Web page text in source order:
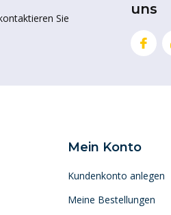
Sie
uns
Mein Konto
Kundenkonto anlegen
Meine Bestellungen